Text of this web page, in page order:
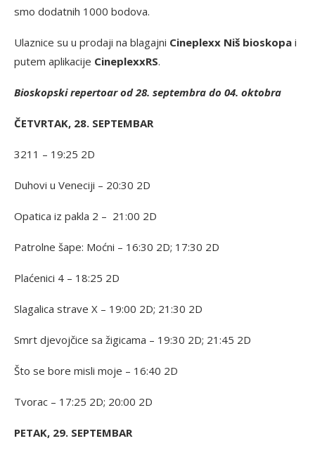
smo dodatnih 1000 bodova.
Ulaznice su u prodaji na blagajni Cineplexx Niš bioskopa i
putem aplikacije CineplexxRS.
Bioskopski repertoar od 28. septembra do 04. oktobra
ČETVRTAK, 28. SEPTEMBAR
3211 – 19:25 2D
Duhovi u Veneciji – 20:30 2D
Opatica iz pakla 2 – 21:00 2D
Patrolne šape: Moćni – 16:30 2D; 17:30 2D
Plaćenici 4 – 18:25 2D
Slagalica strave X – 19:00 2D; 21:30 2D
Smrt djevojčice sa žigicama – 19:30 2D; 21:45 2D
Što se bore misli moje – 16:40 2D
Tvorac – 17:25 2D; 20:00 2D
PETAK, 29. SEPTEMBAR